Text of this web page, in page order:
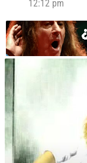
12:12 pm